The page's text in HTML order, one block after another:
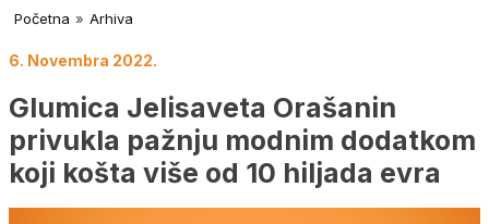
Početna » Arhiva
6. Novembra 2022.
Glumica Jelisaveta Orašanin
privukla pažnju modnim dodatkom
koji košta više od 10 hiljada evra